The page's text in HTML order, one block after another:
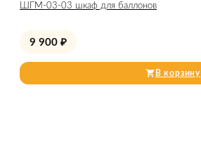
ШГМ-03-03 шкаф для баллонов
9 900 ₽
В корзину